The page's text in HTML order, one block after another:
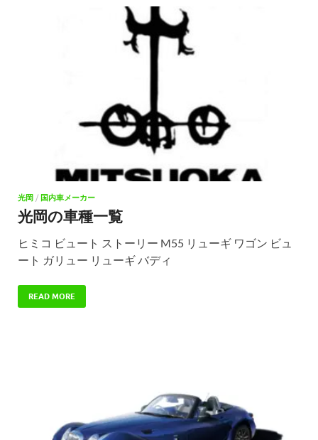
光岡 / 国内車メーカー
光岡の車種一覧
ヒミコ ビュート ストーリー M55 リューギ ワゴン ビュ
ート ガリュー リューギ バディ
READ MORE